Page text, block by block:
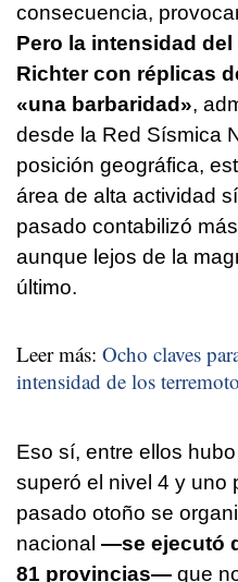
consecuencia,
Pero la intensidad
Richter con réplicas
«una barbaridad»,
desde la Red Sísmica
posición geográfica,
área de alta actividad
pasado contabilizó
aunque lejos de la
último.
Leer más: Ocho claves
intensidad de los
Eso sí, entre ellos
superó el nivel 4 y uno
pasado otoño se
nacional —se ejecutó
81 provincias— que